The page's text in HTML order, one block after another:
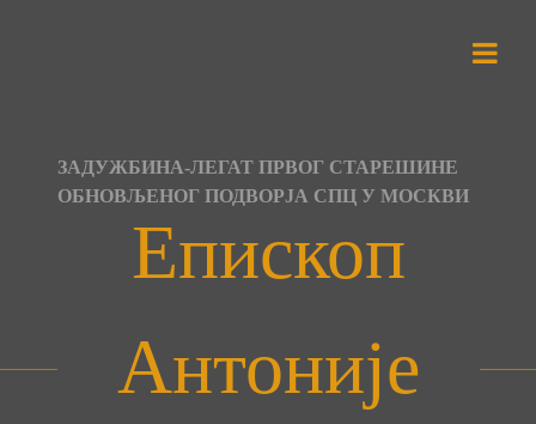
ЗАДУЖБИНА-ЛЕГАТ ПРВОГ СТАРЕШИНЕ
ОБНОВЉЕНОГ ПОДВОРЈА СПЦ У МОСКВИ
Епископ
Антоније